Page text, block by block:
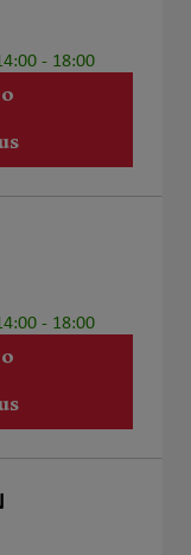
- 18:00
- 18:00